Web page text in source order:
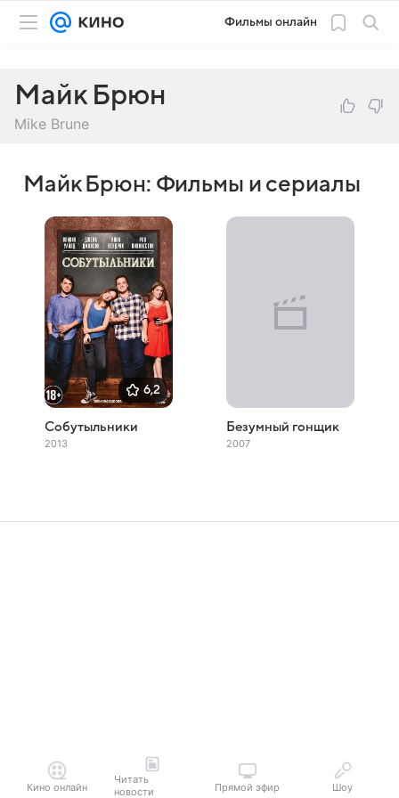
Фильмы онлайн
Майк Брюн
Mike Brune
Майк Брюн: Фильмы и сериалы
6,2
Собутыльники
2013
Безумный гонщик
2007
Кино онлайн
Читать
новости
Прямой эфир Шоу